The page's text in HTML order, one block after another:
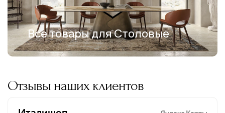
Все товары для Столовые
Отзывы наших клиентов